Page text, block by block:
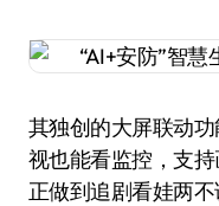
其独创的大屏联动
视也能看监控，支
正做到追剧看娃两